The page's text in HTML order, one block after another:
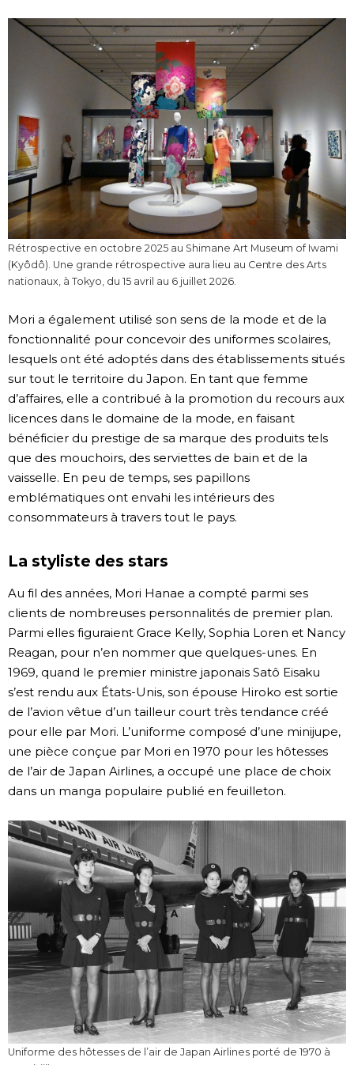
Rétrospective en octobre 2025 au Shimane Art Museum of Iwami
(Kyôdô). Une grande rétrospective aura lieu au Centre des Arts
nationaux, à Tokyo, du 15 avril au 6 juillet 2026.
Mori a également utilisé son sens de la mode et de la
fonctionnalité pour concevoir des uniformes scolaires,
lesquels ont été adoptés dans des établissements situés
sur tout le territoire du Japon. En tant que femme
d’affaires, elle a contribué à la promotion du recours aux
licences dans le domaine de la mode, en faisant
bénéficier du prestige de sa marque des produits tels
que des mouchoirs, des serviettes de bain et de la
vaisselle. En peu de temps, ses papillons
emblématiques ont envahi les intérieurs des
consommateurs à travers tout le pays.
La styliste des stars
Au fil des années, Mori Hanae a compté parmi ses
clients de nombreuses personnalités de premier plan.
Parmi elles figuraient Grace Kelly, Sophia Loren et Nancy
Reagan, pour n’en nommer que quelques-unes. En
1969, quand le premier ministre japonais Satô Eisaku
s’est rendu aux États-Unis, son épouse Hiroko est sortie
de l’avion vêtue d’un tailleur court très tendance créé
pour elle par Mori. L’uniforme composé d’une minijupe,
une pièce conçue par Mori en 1970 pour les hôtesses
de l’air de Japan Airlines, a occupé une place de choix
dans un manga populaire publié en feuilleton.
Uniforme des hôtesses de l’air de Japan Airlines porté de 1970 à